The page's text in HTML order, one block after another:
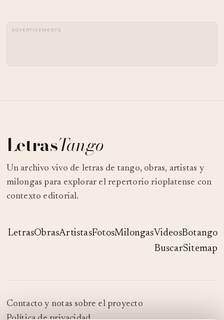
ADVERTISEMENTS
LetrasTango
Un archivo vivo de letras de tango, obras, artistas y
milongas para explorar el repertorio rioplatense con
contexto editorial.
LetrasObrasArtistasFotosMilongasVideosBotango
BuscarSitemap
Contacto y notas sobre el proyecto